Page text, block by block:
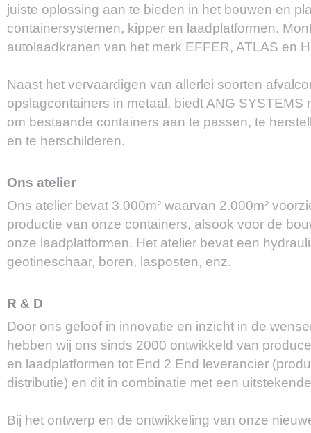
juiste oplossing aan te bieden in het bouwen en
containersystemen, kipper en laadplatformen.
autolaadkranen van het merk EFFER, ATLAS en
Naast het vervaardigen van allerlei soorten
opslagcontainers in metaal, biedt ANG SYSTEMS
om bestaande containers aan te passen, te
en te herschilderen.
Ons atelier
Ons atelier bevat 3.000m² waarvan 2.000m²
productie van onze containers, alsook voor de
onze laadplatformen. Het atelier bevat een
geotineschaar, boren, lasposten, enz.
R & D
Door ons geloof in innovatie en inzicht in de
hebben wij ons sinds 2000 ontwikkeld van
en laadplatformen tot End 2 End leverancier
distributie) en dit in combinatie met een
Bij het ontwerp en de ontwikkeling van onze